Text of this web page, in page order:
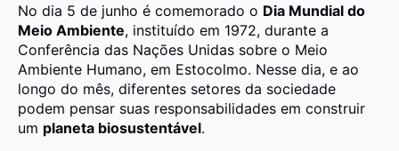
No dia 5 de junho é comemorado o Dia Mundial do
Meio Ambiente, instituído em 1972, durante a
Conferência das Nações Unidas sobre o Meio
Ambiente Humano, em Estocolmo. Nesse dia, e ao
longo do mês, diferentes setores da sociedade
podem pensar suas responsabilidades em construir
um planeta biosustentável.